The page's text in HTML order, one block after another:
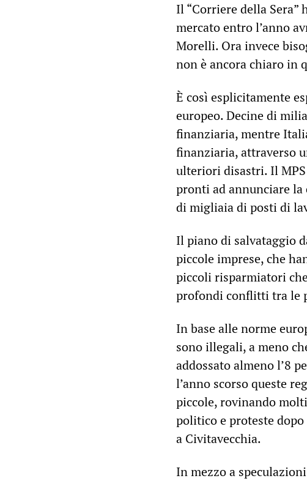
Il “Corriere della
mercato entro l’anno
Morelli. Ora invece
non è ancora chiaro in
È così esplicitamente
europeo. Decine di
finanziaria, mentre
finanziaria, attraverso
ulteriori disastri. Il
pronti ad annunciare
di migliaia di posti di
Il piano di salvataggio
piccole imprese, che
piccoli risparmiatori
profondi conflitti tra le
In base alle norme
sono illegali, a meno
addossato almeno l’8
l’anno scorso queste
piccole, rovinando
politico e proteste
a Civitavecchia.
In mezzo a